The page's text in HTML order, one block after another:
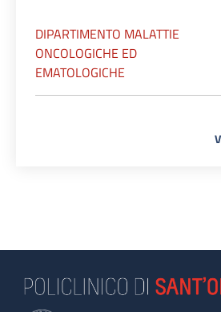
DIPARTIMENTO MALATTIE
ONCOLOGICHE ED
EMATOLOGICHE